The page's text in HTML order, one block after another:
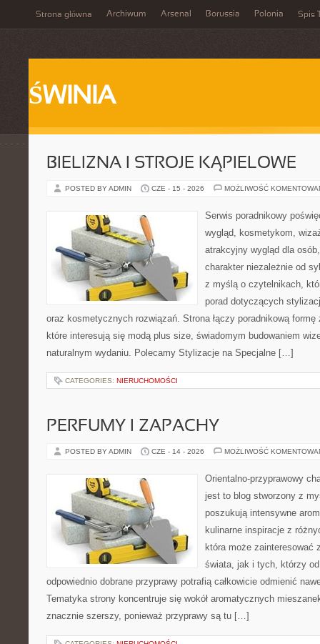
Strona główna Archiwum Arsenal Borussia Polonia Spis
ŚWINIA
BIELIZNA I STROJE KĄPIELOWE
POSTED BY ADMIN CZE - 15 - 2026 MOŻLIWOŚĆ
Serwis poradnikowy
wygląd, kosmetykom,
atrakcyjny wygląd dla
charakter niezależnie od
z myślą o czytelnikach,
porad dotyczących
oraz kosmetycznych rozwiązań. Strona łączy poradnikową
które interesują się modą plus size, świadomym budowaniem
naturalnym wydaniu. Polecamy Stylizacje na Specjalne […]
CATEGORIES: NIERUCHOMOŚCI
PERFUMY I ZAPACHY
POSTED BY ADMIN CZE - 14 - 2026 MOŻLIWOŚĆ
Orientalno-przyprawowy
jest to blog stworzony z
poszukują intensywne
kulinarne inspiracje z
która może zainteresować
świata, jak i tych, którzy
odpowiednio dobrane przyprawy potrafią całkowicie odmienić
Tematyka strony koncentruje się wokół aromatycznych
znacznie szerszy, ponieważ przyprawy są tu […]